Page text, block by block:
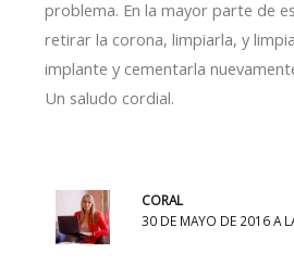
problema. En la mayor parte de
retirar la corona, limpiarla, y
implante y cementarla
Un saludo cordial.
CORAL
30 DE MAYO DE 2016 A